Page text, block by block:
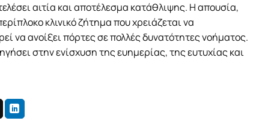
αιτία και αποτέλεσμα κατάθλιψης. Η απουσία,
κλινικό ζήτημα που χρειάζεται να
να ανοίξει πόρτες σε πολλές δυνατότητες νοήματος.
στην ενίσχυση της ευημερίας, της ευτυχίας και